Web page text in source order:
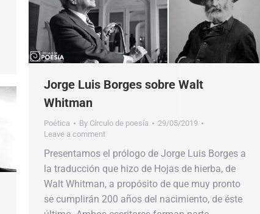
Jorge Luis Borges sobre Walt
Whitman
Poética By Círculo de poesía
29/05/2019
Leave a comment
Presentamos el prólogo de Jorge Luis Borges a
la traducción que hizo de Hojas de hierba, de
Walt Whitman, a propósito de que muy pronto
se cumplirán 200 años del nacimiento, de éste